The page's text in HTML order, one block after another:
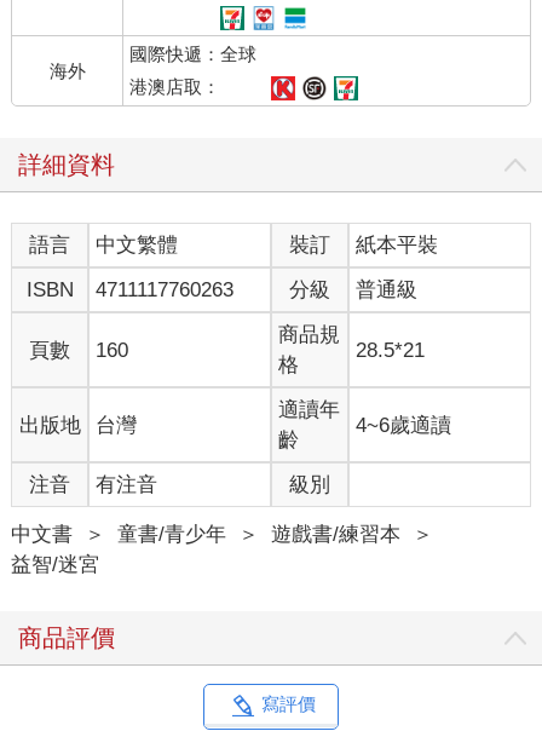
海外
國際快遞：全球
港澳店取：
詳細資料
語言 中文繁體 裝訂
紙本平裝
ISBN
4711117760263 分級 普通級
頁數 160
商品規
格
28.5*21
出版地 台灣
適讀年
齡
4~6歲適讀
注音 有注音 級別
中文書 ＞ 童書/青少年 ＞ 遊戲書/練習本
＞
益智/迷宮
商品評價
寫評價